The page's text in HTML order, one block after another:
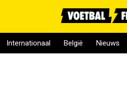
Internationaal België Nieuws